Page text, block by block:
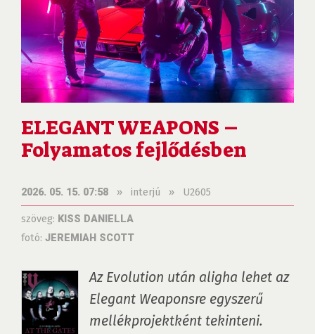
ELEGANT WEAPONS –
Folyamatos fejlődésben
2026. 05. 15. 07:58 » interjú » U2605
szöveg: KISS DANIELLA
fotó: JEREMIAH SCOTT
Az Evolution után aligha lehet az
Elegant Weaponsre egyszerű
mellékprojektként tekinteni.